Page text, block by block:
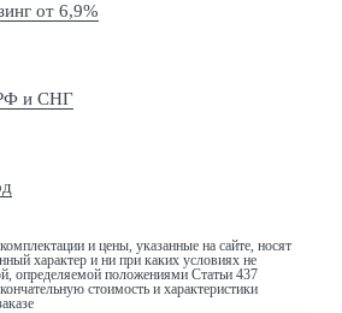
от 6,9%
и СНГ
и цены, указанные на сайте, носят
характер и ни при каких условиях не
определяемой положениями Статьи 437
стоимость и характеристики